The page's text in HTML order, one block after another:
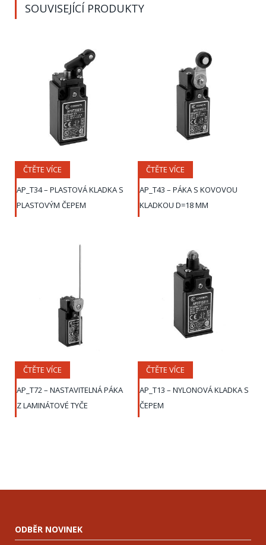
SOUVISEJÍCÍ PRODUKTY
ČTĚTE VÍCE
AP_T34 – PLASTOVÁ KLADKA S
PLASTOVÝM ČEPEM
ČTĚTE VÍCE
AP_T43 – PÁKA S KOVOVOU
KLADKOU D=18 MM
ČTĚTE VÍCE
AP_T72 – NASTAVITELNÁ PÁKA
Z LAMINÁTOVÉ TYČE
ČTĚTE VÍCE
AP_T13 – NYLONOVÁ KLADKA S
ČEPEM
ODBĚR NOVINEK